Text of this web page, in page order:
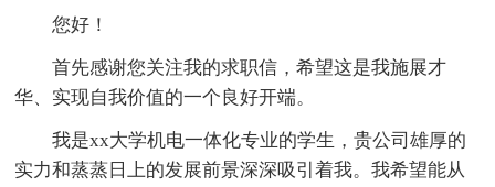
您好！
首先感谢您关注我的求职信，希望这是我施展才
华、实现自我价值的一个良好开端。
我是xx大学机电一体化专业的学生，贵公司雄厚的
实力和蒸蒸日上的发展前景深深吸引着我。我希望能从